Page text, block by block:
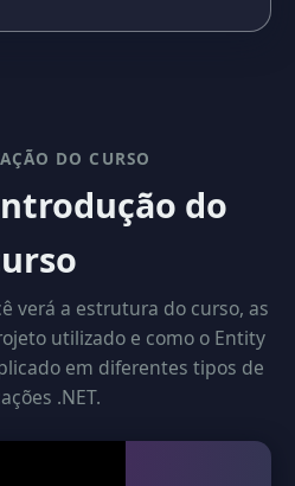
DO CURSO
do
verá a estrutura do curso, as
utilizado e como o Entity
em diferentes tipos de
.NET.
em breve.